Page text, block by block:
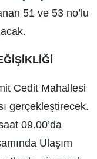
51 ve 53 no’lu
Cedit Mahallesi
gerçekleştirecek.
09.00’da
Ulaşım